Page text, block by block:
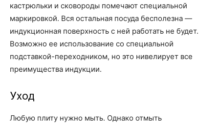
кастрюльки и сковороды помечают специальной
маркировкой. Вся остальная посуда бесполезна —
индукционная поверхность с ней работать не будет.
Возможно ее использование со специальной
подставкой-переходником, но это нивелирует все
преимущества индукции.
Уход
Любую плиту нужно мыть. Однако отмыть